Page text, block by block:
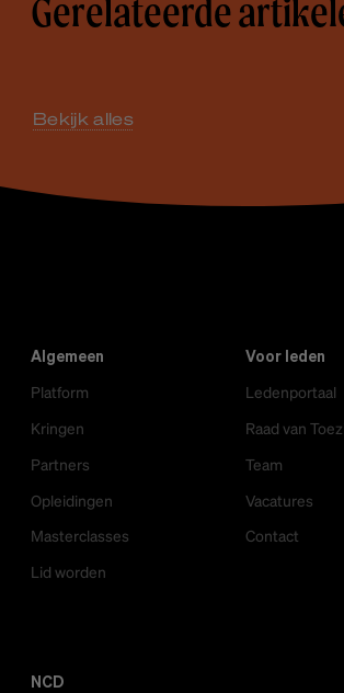
Gerelateerde
Bekijk alles
Algemeen
Platform
Kringen
Partners
Opleidingen
Masterclasses
Lid worden
Voor leden
Ledenportaal
Raad van
Team
Vacatures
Contact
NCD